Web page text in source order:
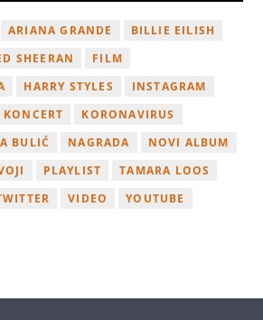
ARIANA GRANDE
BILLIE EILISH
SHEERAN
FILM
HARRY STYLES
INSTAGRAM
KONCERT
KORONAVIRUS
BULIĆ NAGRADA
NOVI ALBUM
PLAYLIST
TAMARA LOOS
VIDEO
YOUTUBE